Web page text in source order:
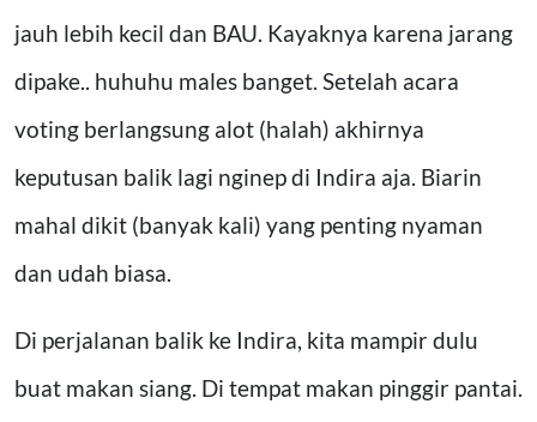
jauh lebih kecil dan BAU. Kayaknya karena jarang
dipake.. huhuhu males banget. Setelah acara
voting berlangsung alot (halah) akhirnya
keputusan balik lagi nginep di Indira aja. Biarin
mahal dikit (banyak kali) yang penting nyaman
dan udah biasa.
Di perjalanan balik ke Indira, kita mampir dulu
buat makan siang. Di tempat makan pinggir pantai.